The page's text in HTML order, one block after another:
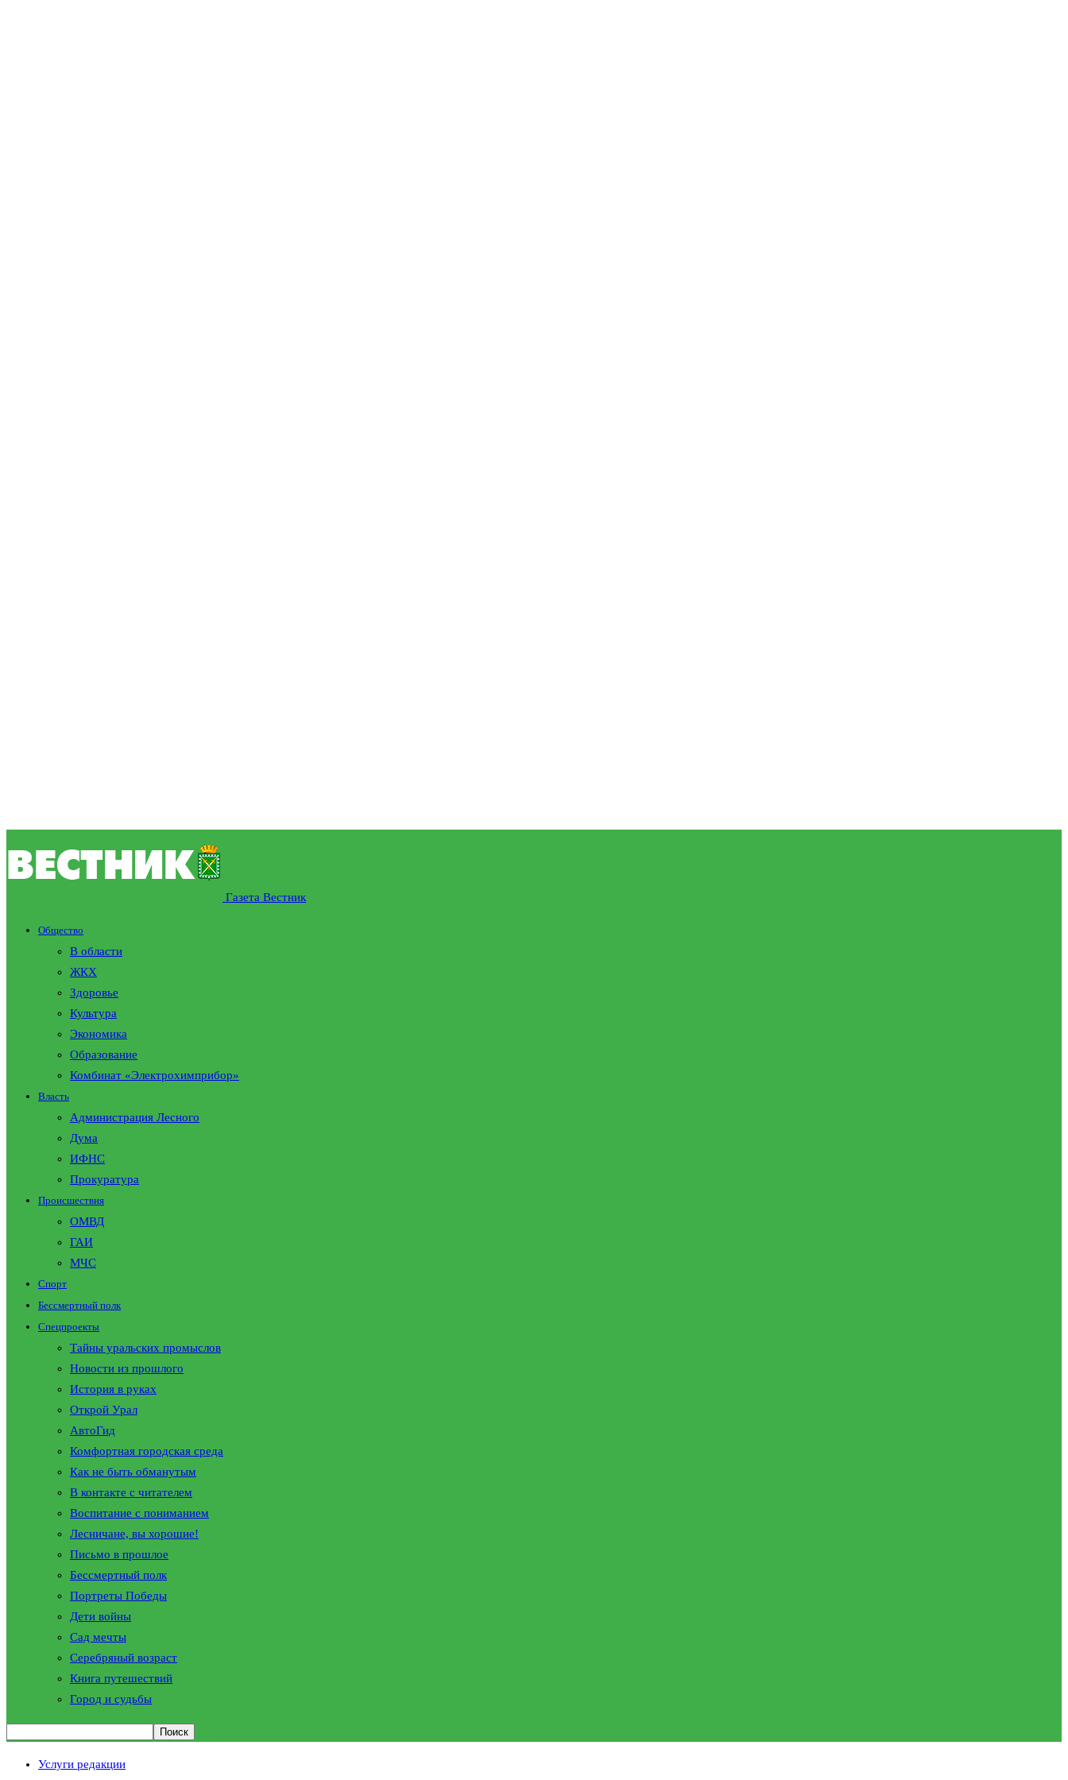
Газета Вестник
Общество
В области
ЖКХ
Здоровье
Культура
Экономика
Образование
Комбинат «Электрохимприбор»
Власть
Администрация Лесного
Дума
ИФНС
Прокуратура
Происшествия
ОМВД
ГАИ
МЧС
Спорт
Бессмертный полк
Спецпроекты
Тайны уральских промыслов
Новости из прошлого
История в руках
Открой Урал
АвтоГид
Комфортная городская среда
Как не быть обманутым
В контакте с читателем
Воспитание с пониманием
Лесничане, вы хорошие!
Письмо в прошлое
Бессмертный полк
Портреты Победы
Дети войны
Сад мечты
Серебряный возраст
Книга путешествий
Город и судьбы
Услуги редакции